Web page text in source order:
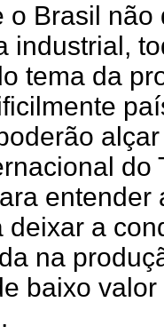
o Brasil
industrial,
tema da
do
deixar a
na
baixo